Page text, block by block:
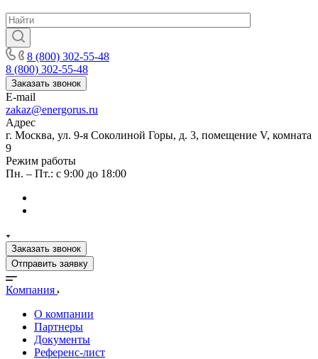
8 (800) 302-55-48
8 (800) 302-55-48
Заказать звонок
E-mail
zakaz@energorus.ru
Адрес
г. Москва, ул. 9-я Соколиной Горы, д. 3, помещение V, комната
9
Режим работы
Пн. – Пт.: с 9:00 до 18:00
Заказать звонок
Отправить заявку
Компания
О компании
Партнеры
Документы
Референс-лист